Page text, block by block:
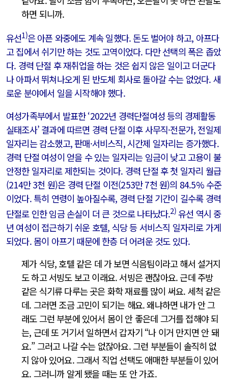
하면 되니까.
유선1)은 아픈 와중에도 계속 일했다. 돈도 벌어야 하고, 아프다
고 집에서 쉬기만 하는 것도 고역이었다. 다만 선택의 폭은 좁았
다. 경력 단절 후 재취업을 하는 것은 쉽지 않은 일이고 더군다
나 아파서 뛰쳐나오게 된 반도체 회사로 돌아갈 수는 없었다. 새
로운 분야에서 일을 시작해야 했다.
여성가족부에서 발표한 ‘2022년 경력단절여성 등의 경제활동
실태조사’ 결과에 따르면 경력 단절 이후 사무직·전문가, 전일제
일자리는 감소했고, 판매·서비스직, 시간제 일자리는 증가했다.
경력 단절 여성이 얻을 수 있는 일자리는 임금이 낮고 고용이 불
안정한 일자리로 제한되는 것이다. 경력 단절 후 첫 일자리 월급
(214만 3천 원)은 경력 단절 이전(253만 7천 원)의 84.5% 수준
이었다. 특히 연령이 높아질수록, 경력 단절 기간이 길수록 경력
단절로 인한 임금 손실이 더 큰 것으로 나타났다.2)유선 역시 중
년 여성이 접근하기 쉬운 호텔, 식당 등 서비스직 일자리로 가게
되었다. 몸이 아프기 때문에 한층 더 어려운 것도 있다.
제가 식당, 호텔 같은 데 가 보면 식음팀이라고 해서 설거지
도 하고 서빙도 보고 이래요. 서빙은 괜찮아요. 근데 주방
같은 식기류 다루는 곳은 화학 재료를 많이 써요. 세척 같은
데. 그러면 조금 고민이 되기는 해요. 왜냐하면 내가 안 그
래도 그런 부분에 있어서 몸이 안 좋은데 그거를 접해야 되
는, 근데 또 거기서 일하면서 갑자기 “나 이거 만지면 안 돼
요.” 그러고 나갈 수는 없잖아요. 그런 부분들이 솔직히 없
지 않아 있어요. 그래서 직업 선택도 애매한 부분들이 있어
요. 그러니까 알게 됐을 때는 또 안 가죠.